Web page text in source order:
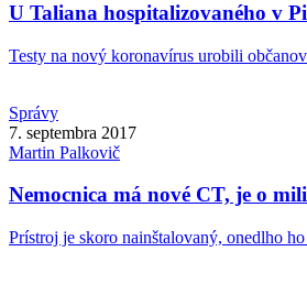
U Taliana hospitalizovaného v
Testy na nový koronavírus urobili
Správy
7. septembra 2017
Martin Palkovič
Nemocnica má nové CT, je o
Prístroj je skoro nainštalovaný, onedlho